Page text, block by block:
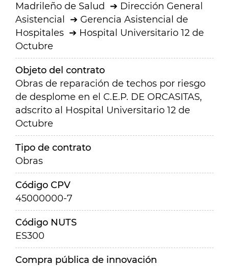
Madrileño de Salud
Dirección General
Asistencial
Gerencia Asistencial de
Hospitales
Hospital Universitario 12 de
Octubre
Objeto del contrato
Obras de reparación de techos por riesgo
de desplome en el C.E.P. DE ORCASITAS,
adscrito al Hospital Universitario 12 de
Octubre
Tipo de contrato
Obras
Código CPV
45000000-7
Código NUTS
ES300
Compra pública de innovación